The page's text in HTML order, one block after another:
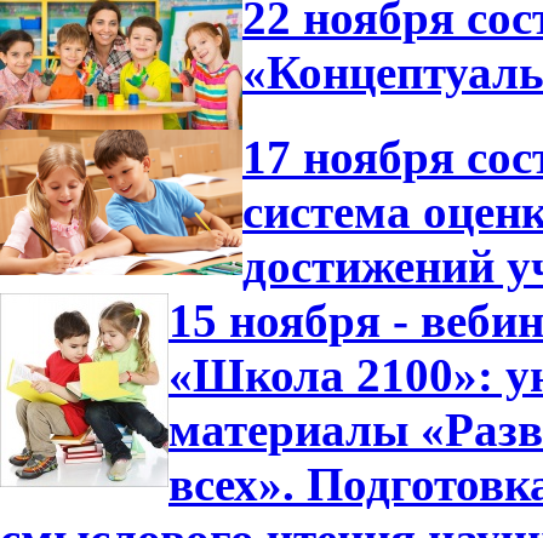
22 ноября
17 ноября
система
достижений
15 ноября -
«Школа 2100»:
материалы
всех».